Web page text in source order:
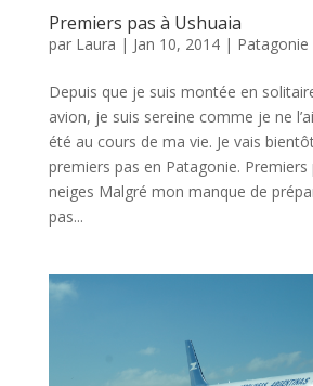
Premiers pas à Ushuaia
par Laura | Jan 10, 2014| Patagonie
Depuis que je suis montée en
avion, je suis sereine comme je ne
été au cours de ma vie. Je vais
premiers pas en Patagonie.
neiges Malgré mon manque de
pas...